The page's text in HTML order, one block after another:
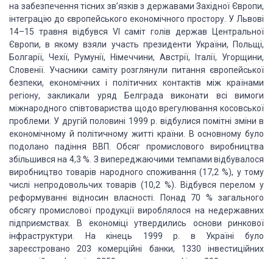
на забезпечення тісних зв’язків з державами Західної Європи,
інтеграцію до європейського економічного простору. У Львові
14–15 травня відбувся VІ саміт голів держав Центральної
Європи, в якому взяли участь президенти України, Польщі,
Болгарії, Чехії, Румунії, Німеччини, Австрії, Італії, Угорщини,
Словенії. Учасники саміту розглянули питання європейської
безпеки, економічних і політичних контактів між країнами
регіону, закликали уряд Белграда виконати всі вимоги
міжнародного співтовариства щодо врегулювання косовської
проблеми. У другій половині 1999 р. відбулися помітні зміни в
економічному й політичному житті країни. В основному було
подолано падіння ВВП. Обсяг промислового виробництва
збільшився на 4,3 %. З випереджаючими темпами відбувалося
виробництво товарів народного споживання (17,2 %), у тому
числі непродовольчихтоварів (10,2 %). Відбувся перелом у
реформуванні відносин власності. Понад 70 % загального
обсягу промислової продукції вироблялося на недержавних
підприємствах.
В економіці утвердились основи ринкової
інфраструктури. На кінець 1999 р. в Україні було
зареєстровано 203 комерційні банки, 1330 інвестиційних